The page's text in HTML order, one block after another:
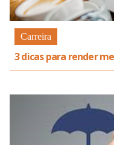
Carreira
3 dicas para render